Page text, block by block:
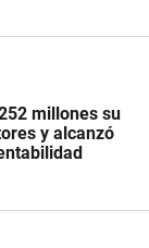
millones su
y alcanzó